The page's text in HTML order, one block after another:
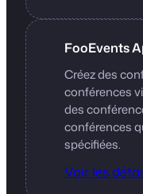
FooEvents
Créez des
conférences
des
conférences
spécifiées.
Voir les